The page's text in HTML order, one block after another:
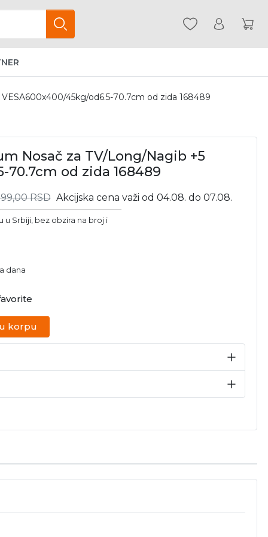
45kg/od6.5-70.7cm od zida 168489
Nosač za TV/Long/Nagib +5
70.7cm od zida 168489
RSD Akcijska cena važi od 04.08. do 07.08.
u Srbiji, bez obzira na broj i
dana
korpu